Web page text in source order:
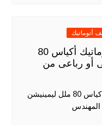
أتوماتيك
ماكينة تعبئة سوائل اوتوماتيك أكياس 80
أو رباعى من
ماكينة تعبئة سوائل اوتوماتيك أكياس 80 ملل ليمينيشن
المهندس